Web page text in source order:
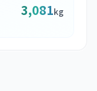
3,081kg